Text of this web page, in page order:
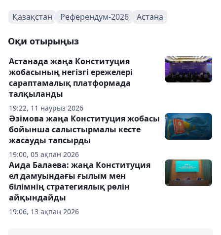
Қазақстан Референдум-2026 Астана
Оқи отырыңыз
19:22, 11 наурыз 2026
Астанада жаңа Конституция
жобасының негізгі ережелері
сараптамалық платформада
талқыланды
19:00, 05 ақпан 2026
Әзімова жаңа Конституция жобасы
бойынша салыстырмалы кесте
жасауды тапсырды
19:06, 13 ақпан 2026
Аида Балаева: жаңа Конституция
ел дамуындағы ғылым мен
білімнің стратегиялық рөлін
айқындайды